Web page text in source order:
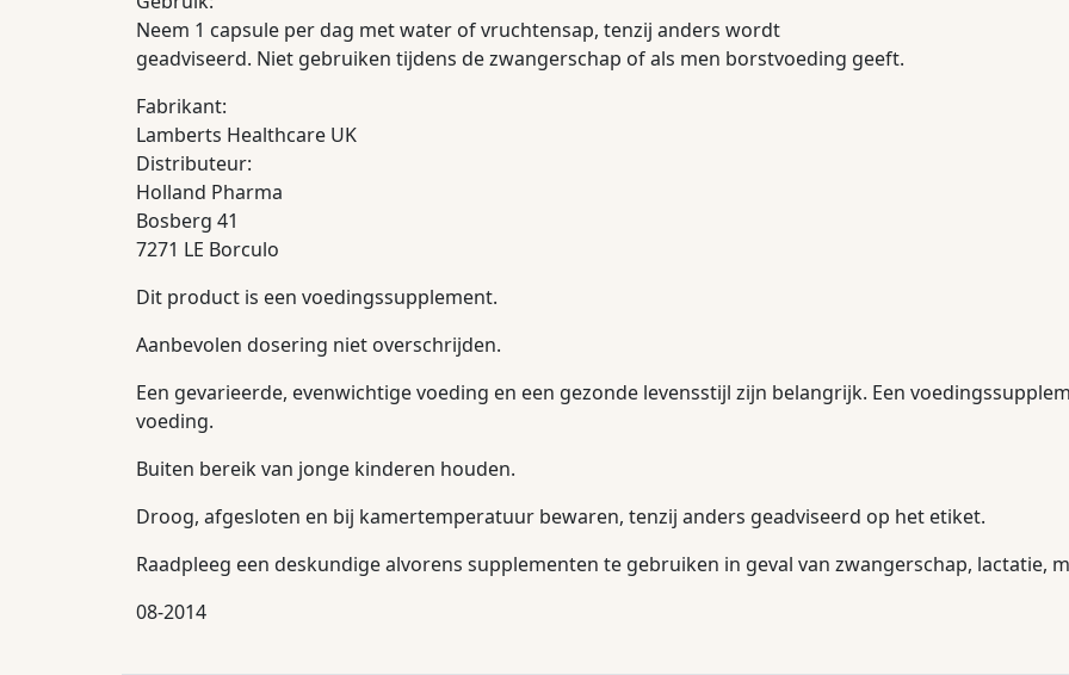
Neem 1 capsule per dag met water of vruchtensap, tenzij anders wordt
geadviseerd. Niet gebruiken tijdens de zwangerschap of als men borstvoeding geeft.
Fabrikant:
Lamberts Healthcare UK
Distributeur:
Holland Pharma
Bosberg 41
7271 LE Borculo
Dit product is een voedingssupplement.
Aanbevolen dosering niet overschrijden.
Een gevarieerde, evenwichtige voeding en een gezonde levensstijl zijn belangrijk. Een
voeding.
Buiten bereik van jonge kinderen houden.
Droog, afgesloten en bij kamertemperatuur bewaren, tenzij anders geadviseerd op het etiket.
Raadpleeg een deskundige alvorens supplementen te gebruiken in geval van zwangerschap, lactatie,
08-2014